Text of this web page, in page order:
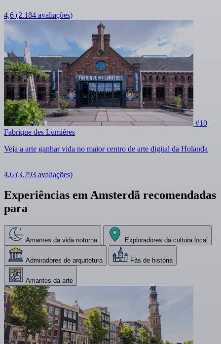
4,6 (2.184 avaliações)
#10
Fabrique des Lumières
Veja a arte ganhar vida no maior centro de arte digital da Holanda
4,6 (3.793 avaliações)
Experiências em Amsterdã recomendadas
para
Amantes da vida noturna Exploradores da cultura local
Admiradores de arquitetura Fãs de história
Amantes da arte